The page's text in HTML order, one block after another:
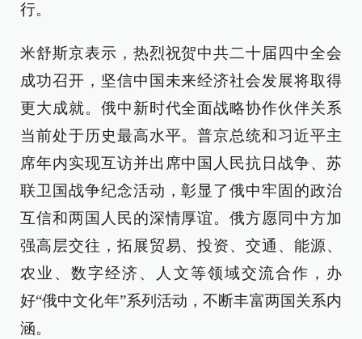
行。
米舒斯京表示，热烈祝贺中共二十届四中全会
成功召开，坚信中国未来经济社会发展将取得
更大成就。俄中新时代全面战略协作伙伴关系
当前处于历史最高水平。普京总统和习近平主
席年内实现互访并出席中国人民抗日战争、苏
联卫国战争纪念活动，彰显了俄中牢固的政治
互信和两国人民的深情厚谊。俄方愿同中方加
强高层交往，拓展贸易、投资、交通、能源、
农业、数字经济、人文等领域交流合作，办
好“俄中文化年”系列活动，不断丰富两国关系内
涵。